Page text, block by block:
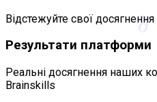
∂
Відстежуйте свої досягнення
Результати платформи
Реальні досягнення наших
Brainskills